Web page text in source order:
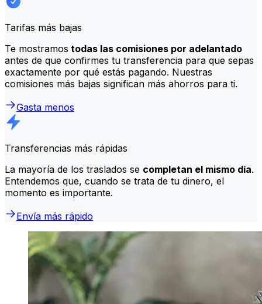
Tarifas más bajas
Te mostramos todas las comisiones por adelantado
antes de que confirmes tu transferencia para que sepas
exactamente por qué estás pagando. Nuestras
comisiones más bajas significan más ahorros para ti.
Gasta menos
Transferencias más rápidas
La mayoría de los traslados se completan el mismo día.
Entendemos que, cuando se trata de tu dinero, el
momento es importante.
Envía más rápido